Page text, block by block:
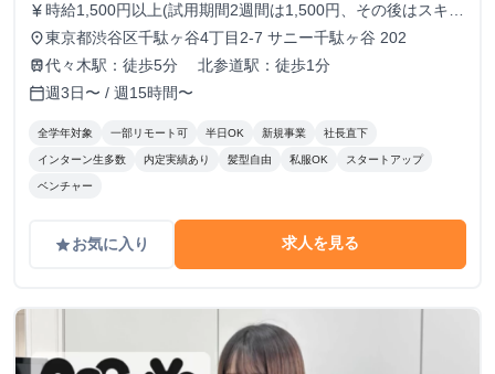
currency_yen 時給1,500円以上(試用期間2週間は1,500円、その後はスキル
に応じた金額を支給) ※ご経験によってオファー条件は変動
する可能性がございます。 ※金額によっては、業務委託契
約での採用となる場合もございます。
place東京都渋谷区千駄ヶ谷4丁目2-7 サニー千駄ヶ谷 202
train代々木駅：徒歩5分 北参道駅：徒歩1分
calendar_today週3日〜 / 週15時間〜
全学年対象 一部リモート可 半日OK 新規事業 社長直下
インターン生多数 内定実績あり 髪型自由 私服OK スタートアップ
ベンチャー
gradeお気に入り 求人を見る